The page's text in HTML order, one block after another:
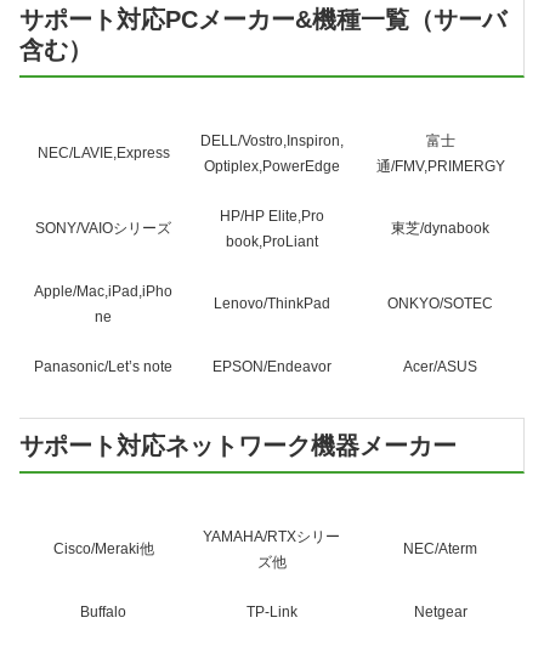
サポート対応PCメーカー&機種一覧（サーバ
含む）
NEC/LAVIE,Express
DELL/Vostro,Inspiron,
Optiplex,PowerEdge
富士
通/FMV,PRIMERGY
SONY/VAIOシリーズ
HP/HP Elite,Pro
book,ProLiant
東芝/dynabook
Apple/Mac,iPad,iPho
ne
Lenovo/ThinkPad ONKYO/SOTEC
Panasonic/Let’s note EPSON/Endeavor Acer/ASUS
サポート対応ネットワーク機器メーカー
Cisco/Meraki他
YAMAHA/RTXシリー
ズ他
NEC/Aterm
Buffalo TP-Link Netgear